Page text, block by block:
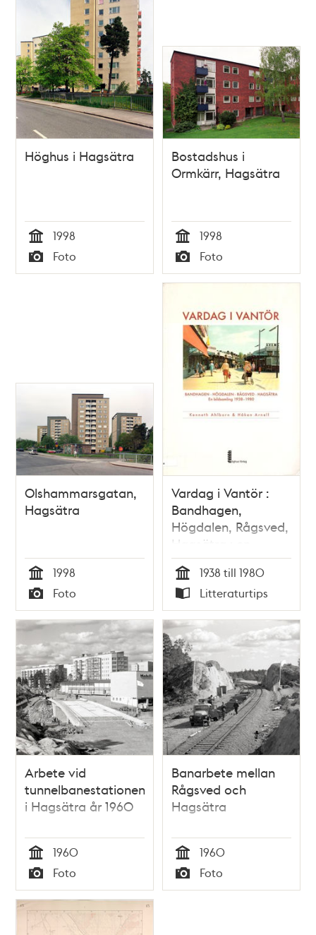
Höghus i Hagsätra
Tid
1998
Typ
Foto
Bostadshus i
Ormkärr, Hagsätra
Tid
1998
Typ
Foto
Olshammarsgatan,
Hagsätra
Tid
1998
Typ
Foto
Vardag i Vantör :
Bandhagen,
Högdalen, Rågsved,
Hagsätra : en
bildsamling 1938-
1980 / Kenneth
Ahlborn & Håkan
Arnell
Tid
1938 till 1980
Typ
Litteraturtips
Arbete vid
tunnelbanestationen
i Hagsätra år 1960
Tid
1960
Typ
Foto
Banarbete mellan
Rågsved och
Hagsätra
Tid
1960
Typ
Foto